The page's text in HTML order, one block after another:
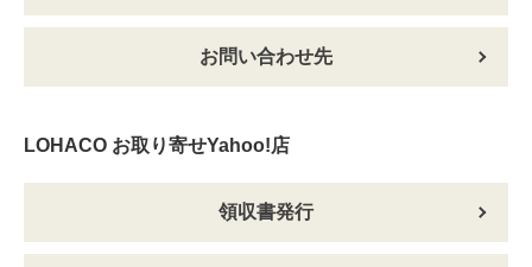
お問い合わせ先
LOHACO お取り寄せYahoo!店
領収書発行